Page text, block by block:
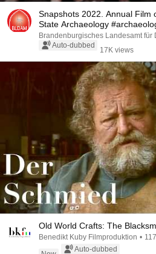
Snapshots 2022. Annual Film
State Archaeology
Brandenburgisches Landesamt für
Auto-dubbed
17K views
Old World Crafts: The
Benedikt Kuby Filmproduktion •
Auto-dubbed